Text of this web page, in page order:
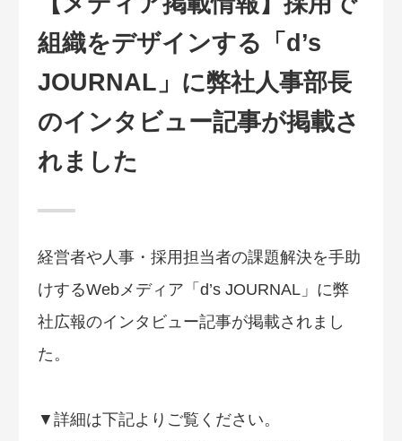
組織をデザインする「d’s
JOURNAL」に弊社人事部長
のインタビュー記事が掲載さ
れました
経営者や人事・採用担当者の課題解決を手助
けするWebメディア「d’s JOURNAL」に弊
社広報のインタビュー記事が掲載されまし
た。
▼詳細は下記よりご覧ください。